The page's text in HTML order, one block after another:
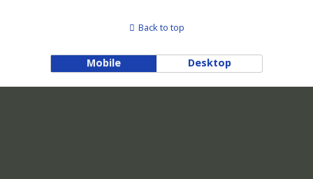
Back to top
Mobile Desktop